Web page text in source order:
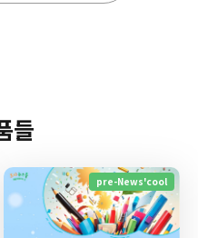
들
pre-News'cool